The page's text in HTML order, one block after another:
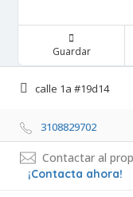
Guardar
calle 1a #19d14
3108829702
Contactar al
¡Contacta ahora!